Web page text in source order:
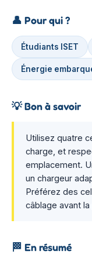
👤 Pour qui ?
Étudiants ISET
Énergie
💡Bon à savoir
Utilisez quatre
charge, et
emplacement.
un chargeur
Préférez des
câblage avant
🏁 En résumé